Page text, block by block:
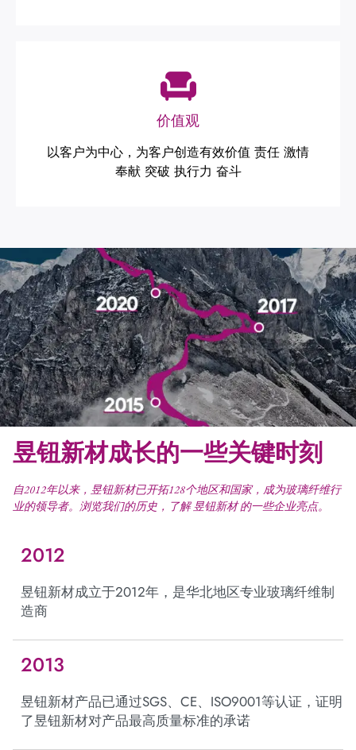
价值观
以客户为中心，为客户创造有效价值 责任 激情
奉献 突破 执行力 奋斗
昱钮新材成长的一些关键时刻
自2012年以来，昱钮新材已开拓128个地区和国家，成为玻璃纤维行
业的领导者。浏览我们的历史，了解 昱钮新材 的一些企业亮点。
2012
昱钮新材成立于2012年，是华北地区专业玻璃纤维制
造商
2013
昱钮新材产品已通过SGS、CE、ISO9001等认证，证明
了昱钮新材对产品最高质量标准的承诺